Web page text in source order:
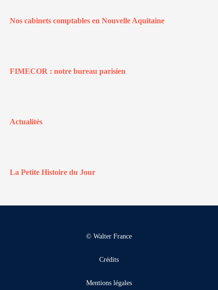
Nos cabinets comptables en Nouvelle Aquitaine
FIMECOR : notre bureau parisien
Actualités
La Petite Histoire du Jour
© Walter France
Crédits
Mentions légales